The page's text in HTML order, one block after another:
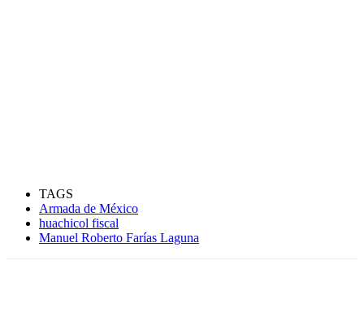
TAGS
Armada de México
huachicol fiscal
Manuel Roberto Farías Laguna